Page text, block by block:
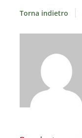
Torna indietro